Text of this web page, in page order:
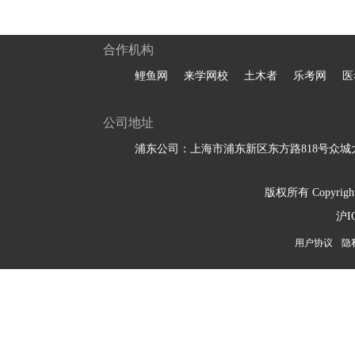
合作机构
鲤鱼网 来学网校 土木者 乐考网
公司地址
浦东公司：上海市浦东新区东方路818号众城
版权所有
沪
用户协议 隐